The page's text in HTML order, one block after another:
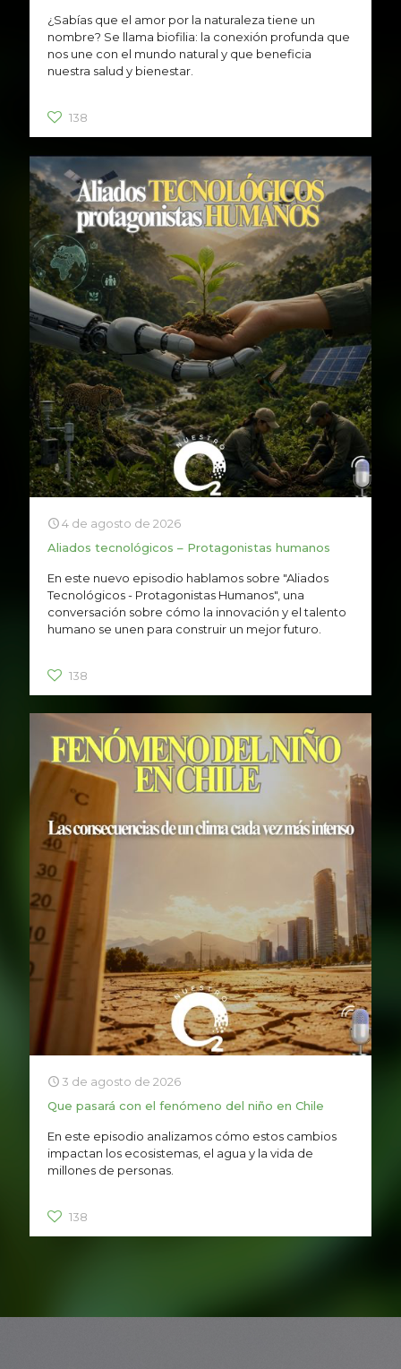
¿Sabías que el amor por la naturaleza tiene un
nombre? Se llama biofilia: la conexión profunda que
nos une con el mundo natural y que beneficia
nuestra salud y bienestar.
138
4 de agosto de 2026
Aliados tecnológicos – Protagonistas humanos
En este nuevo episodio hablamos sobre "Aliados
Tecnológicos - Protagonistas Humanos", una
conversación sobre cómo la innovación y el talento
humano se unen para construir un mejor futuro.
138
3 de agosto de 2026
Que pasará con el fenómeno del niño en Chile
En este episodio analizamos cómo estos cambios
impactan los ecosistemas, el agua y la vida de
millones de personas.
138